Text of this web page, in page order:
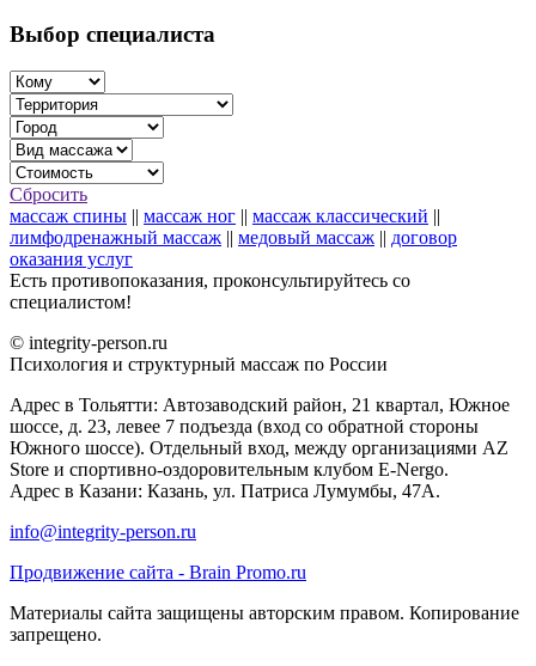
Выбор специалиста
Сбросить
массаж спины || массаж ног || массаж классический ||
лимфодренажный массаж || медовый массаж || договор
оказания услуг
Есть противопоказания, проконсультируйтесь со
специалистом!
© integrity-person.ru
Психология и структурный массаж по России
Адрес в Тольятти: Автозаводский район, 21 квартал, Южное
шоссе, д. 23, левее 7 подъезда (вход со обратной стороны
Южного шоссе). Отдельный вход, между организациями AZ
Store и спортивно-оздоровительным клубом E-Nergo.
Адрес в Казани: Казань, ул. Патриса Лумумбы, 47А.
info@integrity-person.ru
Продвижение сайта - Brain Promo.ru
Материалы сайта защищены авторским правом. Копирование
запрещено.